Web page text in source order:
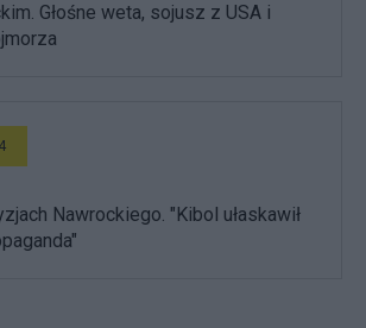
Głośne weta, sojusz z USA i
Nawrockiego. "Kibol ułaskawił